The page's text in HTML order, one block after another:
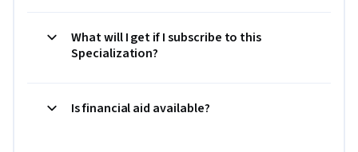
What will I get if I subscribe to this
Specialization?
Is financial aid available?